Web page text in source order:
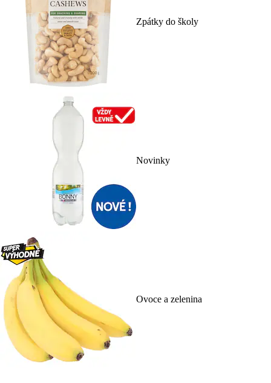
Zpátky do školy
Novinky
Ovoce a zelenina